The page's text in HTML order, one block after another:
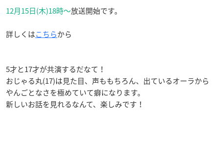
12月15日(木)18時〜放送開始です。
詳しくはこちらから
5才と17才が共演するだなて！
おじゃる丸(17)は見た目、声ももちろん、出ているオーラから
やんごとなさを極めていて癖になります。
新しいお話を見れるなんて、楽しみです！